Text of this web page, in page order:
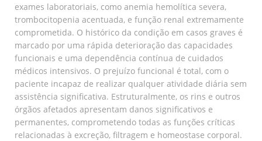
exames laboratoriais, como anemia hemolítica severa,
trombocitopenia acentuada, e função renal extremamente
comprometida. O histórico da condição em casos graves é
marcado por uma rápida deterioração das capacidades
funcionais e uma dependência contínua de cuidados
médicos intensivos. O prejuízo funcional é total, com o
paciente incapaz de realizar qualquer atividade diária sem
assistência significativa. Estruturalmente, os rins e outros
órgãos afetados apresentam danos significativos e
permanentes, comprometendo todas as funções críticas
relacionadas à excreção, filtragem e homeostase corporal.